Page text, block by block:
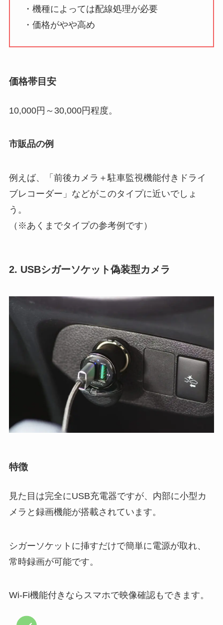
・機種によっては配線処理が必要
・価格がやや高め
価格帯目安
10,000円～30,000円程度。
市販品の例
例えば、「前後カメラ＋駐車監視機能付きドライ
ブレコーダー」などがこのタイプに近いでしょ
う。
（※あくまでタイプの参考例です）
2. USBシガーソケット偽装型カメラ
特徴
見た目は完全にUSB充電器ですが、内部に小型カ
メラと録画機能が搭載されています。
シガーソケットに挿すだけで簡単に電源が取れ、
常時録画が可能です。
Wi-Fi機能付きならスマホで映像確認もできます。